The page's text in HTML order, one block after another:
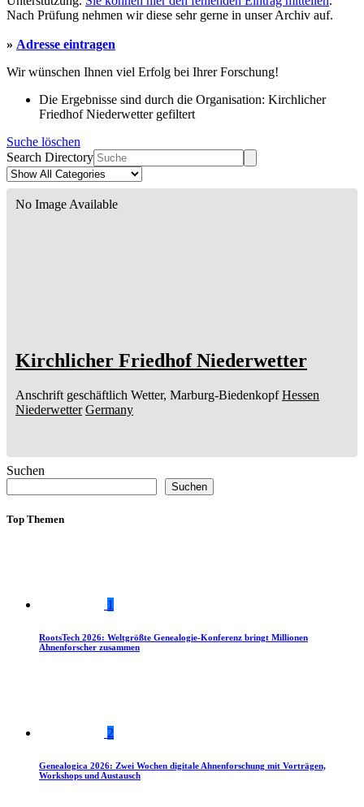
Nach Prüfung nehmen wir diese sehr gerne in unser Archiv auf.
» Adresse eintragen
Wir wünschen Ihnen viel Erfolg bei Ihrer Forschung!
Die Ergebnisse sind durch die Organisation: Kirchlicher
Friedhof Niederwetter gefiltert
Suche löschen
Search Directory
No Image Available
Kirchlicher Friedhof Niederwetter
Anschrift geschäftlich Wetter, Marburg-Biedenkopf Hessen
Niederwetter Germany
Suchen
Suchen
Top Themen
1
RootsTech 2026: Weltgrößte Genealogie-Konferenz bringt Millionen
Ahnenforscher zusammen
2
Genealogica 2026: Zwei Wochen digitale Ahnenforschung mit Vorträgen,
Workshops und Austausch